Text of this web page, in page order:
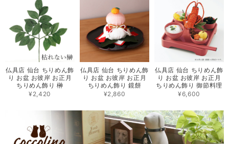
仏具店 仙台 ちりめん飾
り お盆 お彼岸 お正月
ちりめん飾り 榊
¥2,420
仏具店 仙台 ちりめん飾
り お盆 お彼岸 お正月
ちりめん飾り 鏡餅
¥2,860
仏具店 仙台 ちりめん飾
り お盆 お彼岸 お正月
ちりめん飾り 御節料理
¥6,600